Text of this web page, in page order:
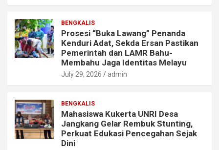
BENGKALIS
Prosesi “Buka Lawang” Penanda
Kenduri Adat, Sekda Ersan Pastikan
Pemerintah dan LAMR Bahu-
Membahu Jaga Identitas Melayu
July 29, 2026 admin
BENGKALIS
Mahasiswa Kukerta UNRI Desa
Jangkang Gelar Rembuk Stunting,
Perkuat Edukasi Pencegahan Sejak
Dini